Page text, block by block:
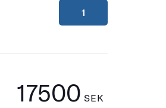
17500 SEK